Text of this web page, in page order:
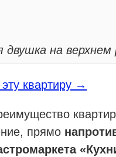
двушка на верхнем
квартиру →
прямо